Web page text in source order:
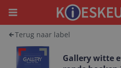
Menu
Terug naar label
Gallery witte